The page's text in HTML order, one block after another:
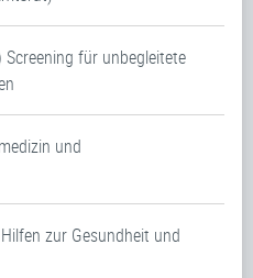
für unbegleitete
und
zur Gesundheit und